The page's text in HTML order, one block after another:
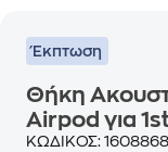
Έκπτωση
Θήκη
Airpod για
ΚΩΔΙΚΟΣ: 1608868